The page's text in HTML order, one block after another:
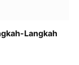
Langkah